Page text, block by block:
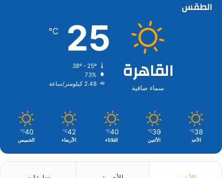
الطقس
القاهرة
سماء صافية
25
℃
73%
2.48 كيلومتر/ساعة
38
℃
الأحد
39
℃
الأثنين
40
℃
الثلاثاء
42
℃
الأربعاء
40
℃
الخميس